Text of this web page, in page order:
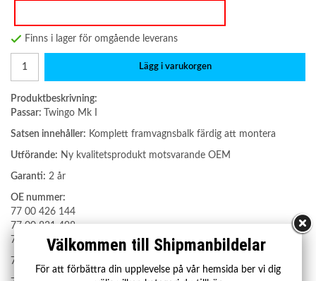
Finns i lager för omgående leverans
Lägg i varukorgen
Produktbeskrivning:
Passar:
Twingo Mk I
Satsen innehåller: Komplett framvagnsbalk färdig att montera
Utförande: Ny kvalitetsprodukt motsvarande OEM
Garanti: 2 år
OE nummer:
77 00 426 144
77 00 831 498
77 00 815 250
7700426144
Välkommen till Shipmanbildelar
För att förbättra din upplevelse på vår hemsida ber vi dig